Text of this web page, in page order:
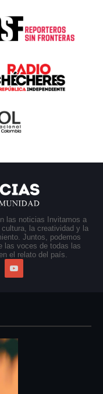
las noticias Invitamos a
la creatividad y la
Juntos, podemos
las voces de todas las
el relato del país.